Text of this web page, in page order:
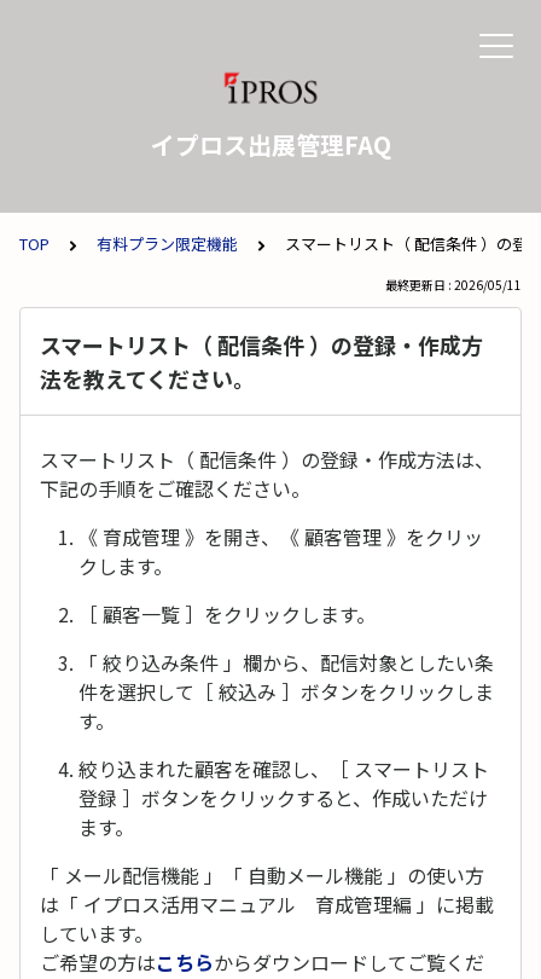
イプロス出展管理FAQ
TOP 有料プラン限定機能 スマートリスト（ 配信条件 ）の登
最終更新日 : 2026/05/11
スマートリスト（ 配信条件 ）の登録・作成方
法を教えてください。
スマートリスト（ 配信条件 ）の登録・作成方法は、
下記の手順をご確認ください。
《 育成管理 》を開き、《 顧客管理 》をクリッ
クします。
［ 顧客一覧 ］をクリックします。
「 絞り込み条件 」欄から、配信対象としたい条
件を選択して［ 絞込み ］ボタンをクリックしま
す。
絞り込まれた顧客を確認し、［ スマートリスト
登録 ］ボタンをクリックすると、作成いただけ
ます。
「 メール配信機能 」「 自動メール機能 」の使い方
は「 イプロス活用マニュアル 育成管理編 」に掲載
しています。
ご希望の方はこちらからダウンロードしてご覧くだ